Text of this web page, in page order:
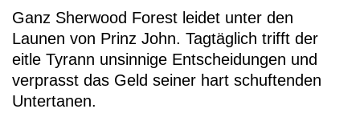
Ganz Sherwood Forest leidet unter den
Launen von Prinz John. Tagtäglich trifft der
eitle Tyrann unsinnige Entscheidungen und
verprasst das Geld seiner hart schuftenden
Untertanen.